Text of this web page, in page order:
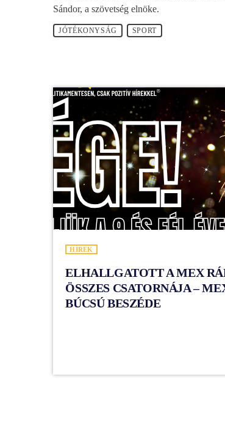
Sándor, a szövetség elnöke.
JÓTÉKONYSÁG SPORT
HÍREK
ELHALLGATOTT A MEX
ÖSSZES CSATORNÁJA –
BÚCSÚ BESZÉDE